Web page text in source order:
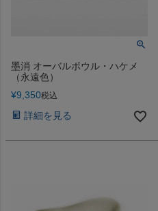
墨消 オーバルボウル・ハケメ
（永遠色）
¥9,350税込
詳細を見る